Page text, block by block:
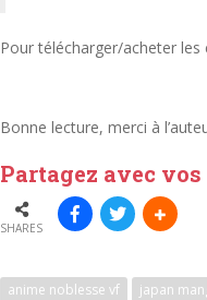
Pour télécharger/acheter les
Bonne lecture, merci à
Partagez avec
SHARES
anime noblesse vf japan